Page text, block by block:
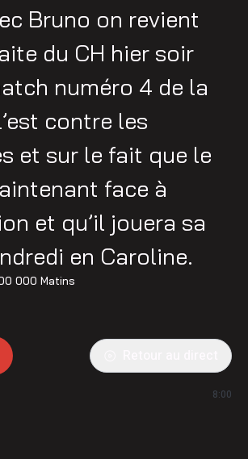
Bruno on revient
du CH hier soir
numéro 4 de la
contre les
et sur le fait que le
face à
et qu’il jouera sa
en Caroline.
000 Matins
8:00